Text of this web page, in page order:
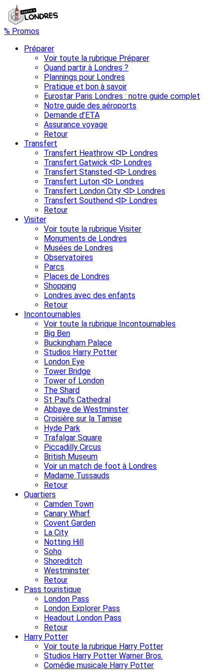
% Promos
Préparer
Voir toute la rubrique Préparer
Quand partir à Londres ?
Plannings pour Londres
Pratique et bon à savoir
Eurostar Paris Londres : notre guide complet
Notre guide des aéroports
Demande d’ETA
Assurance voyage
Retour
Transfert
Transfert Heathrow ᐊᐅ Londres
Transfert Gatwick ᐊᐅ Londres
Transfert Stansted ᐊᐅ Londres
Transfert Luton ᐊᐅ Londres
Transfert London City ᐊᐅ Londres
Transfert Southend ᐊᐅ Londres
Retour
Visiter
Voir toute la rubrique Visiter
Monuments de Londres
Musées de Londres
Observatoires
Parcs
Places de Londres
Shopping
Londres avec des enfants
Retour
Incontournables
Voir toute la rubrique Incontournables
Big Ben
Buckingham Palace
Studios Harry Potter
London Eye
Tower Bridge
Tower of London
The Shard
St Paul’s Cathedral
Abbaye de Westminster
Croisière sur la Tamise
Hyde Park
Trafalgar Square
Piccadilly Circus
British Museum
Voir un match de foot à Londres
Madame Tussauds
Retour
Quartiers
Camden Town
Canary Wharf
Covent Garden
La City
Notting Hill
Soho
Shoreditch
Westminster
Retour
Pass touristique
London Pass
London Explorer Pass
Headout London Pass
Retour
Harry Potter
Voir toute la rubrique Harry Potter
Studios Harry Potter Warner Bros.
Comédie musicale Harry Potter